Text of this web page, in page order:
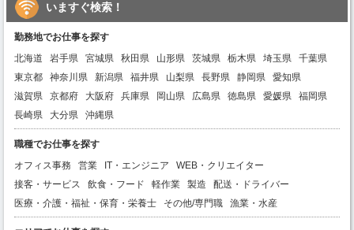
いますぐ検索！
勤務地でお仕事を探す
北海道
岩手県 宮城県 秋田県 山形県 茨城県 栃木県 埼玉県
千葉県
東京都
神奈川県 新潟県 福井県 山梨県 長野県 静岡県
愛知県
滋賀県
京都府 大阪府 兵庫県 岡山県 広島県 徳島県 愛媛県
福岡県
長崎県
大分県 沖縄県
職種でお仕事を探す
オフィス事務
営業 IT・エンジニア
WEB・クリエイター
接客・サービス
飲食・フード 軽作業 製造
配送・ドライバー
医療・介護・福祉・保育・栄養士
その他/専門職 漁業・水産